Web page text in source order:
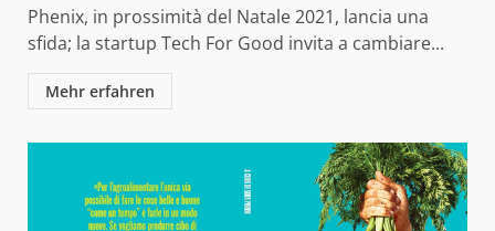
Phenix, in prossimità del Natale 2021, lancia una
sfida; la startup Tech For Good invita a cambiare...
Mehr erfahren